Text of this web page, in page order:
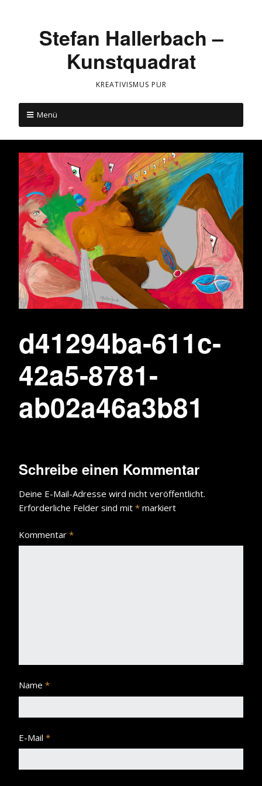
Stefan Hallerbach –
Kunstquadrat
KREATIVISMUS PUR
Menü
d41294ba-611c-
42a5-8781-
ab02a46a3b81
Schreibe einen Kommentar
Deine E-Mail-Adresse wird nicht veröffentlicht.
Erforderliche Felder sind mit * markiert
Kommentar *
Name *
E-Mail *